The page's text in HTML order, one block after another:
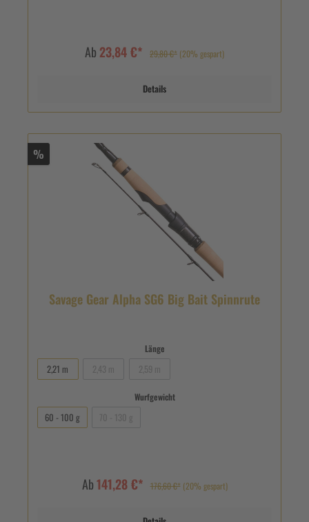
Ab 23,84 €* 29,80 €* (20% gespart)
Details
%
Savage Gear Alpha SG6 Big Bait Spinnrute
Länge
2,21 m
Wurfgewicht
60 - 100 g
Ab141,28 €* 176,60 €* (20% gespart)